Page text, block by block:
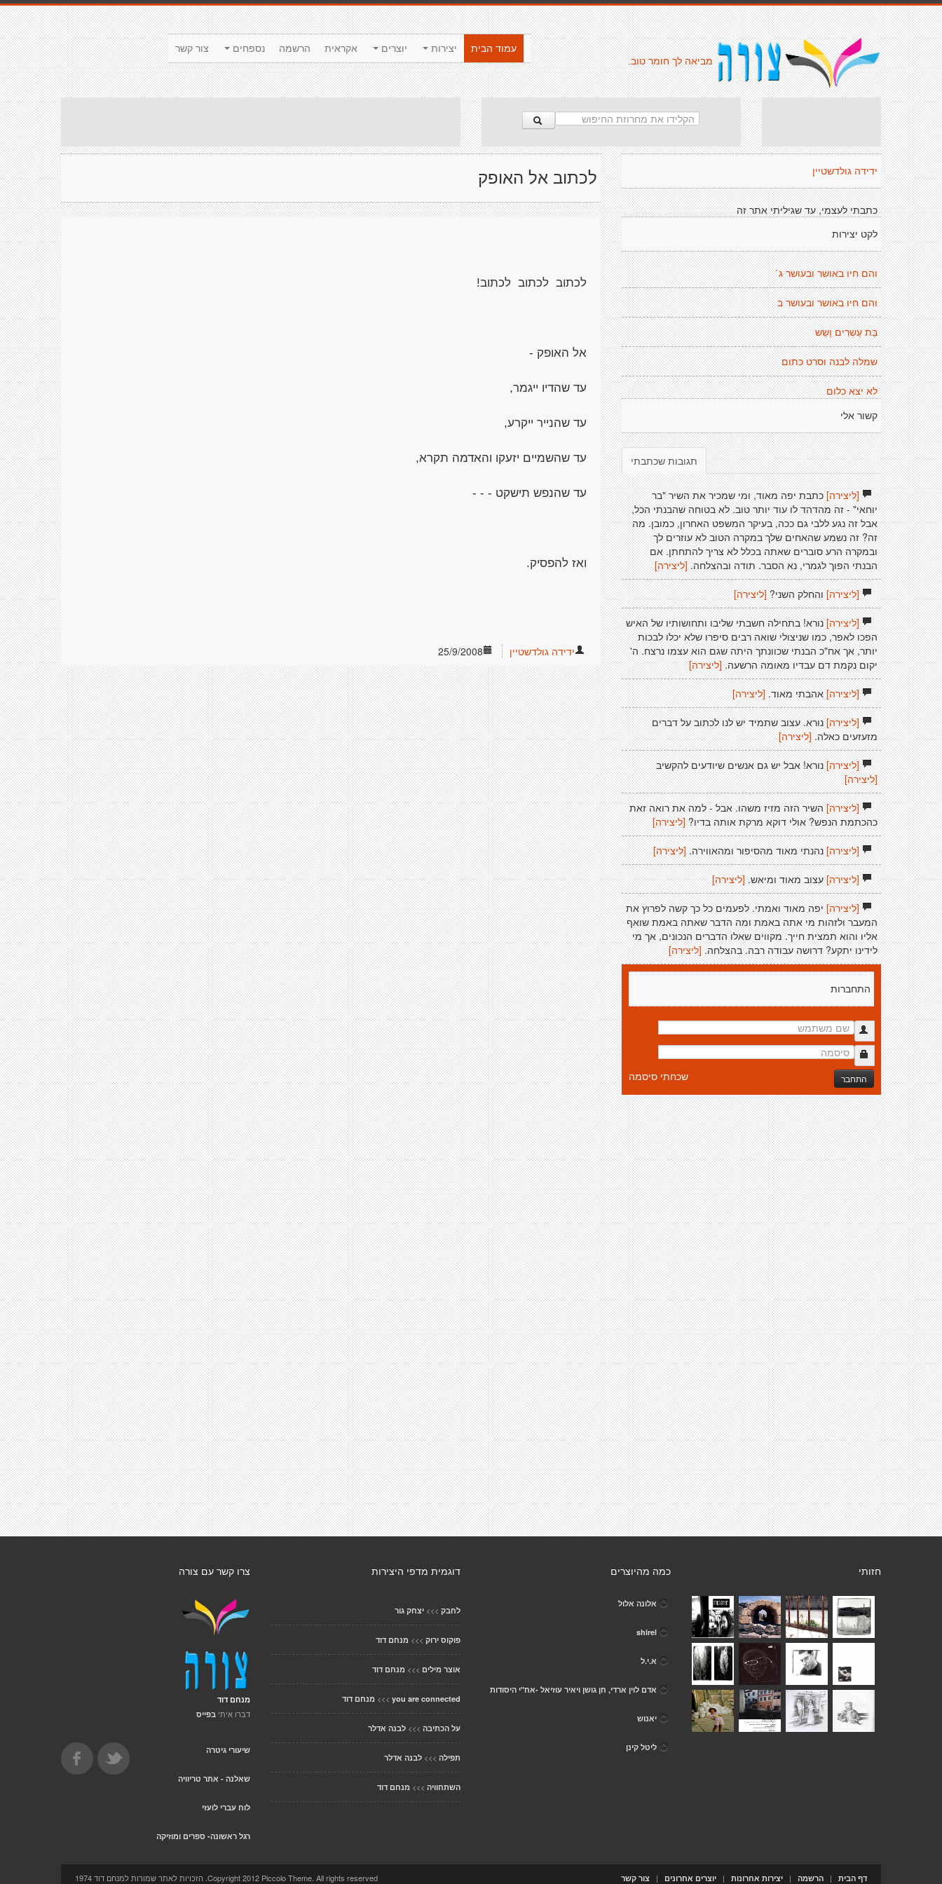
צור קשר נספחים הרשמה אקראית יוצרים יצירות
עמוד הבית
מביאה לך חומר טוב.
לכתוב אל האופק
לכתוב לכתוב לכתוב!
אל האופק -
עד שהדיו ייגמר,
עד שהנייר ייקרע,
עד שהשמיים יזעקו והאדמה תקרא,
עד שהנפש תישקט - - -
ואז להפסיק.
25/9/2008 ידידה גולדשטיין
ידידה גולדשטיין
כתבתי לעצמי, עד שגיליתי אתר זה
לקט יצירות
והם חיו באושר ובעושר ג´
והם חיו באושר ובעושר ב
בַּת עֶשְרִים וָשֵש
שמלה לבנה וסרט כתום
לא יצא כלום
קשור אלי
תגובות שכתבתי
[ליצירה]כתבת יפה מאוד, ומי שמכיר את השיר "בר
יוחאי" - זה מהדהד לו עוד יותר טוב. לא בטוחה שהבנתי הכל,
אבל זה נגע ללבי גם ככה, בעיקר המשפט האחרון, כמובן. מה
זה? זה נשמע שהאחים שלך במקרה הטוב לא עוזרים לך
ובמקרה הרע סוברים שאתה בכלל לא צריך להתחתן. אם
הבנתי הפוך לגמרי, נא הסבר. תודה ובהצלחה. [ליצירה]
[ליצירה]והחלק השני? [ליצירה]
[ליצירה]נורא! בתחילה חשבתי שליבו ותחושותיו של האיש
הפכו לאפר, כמו שניצולי שואה רבים סיפרו שלא יכלו לבכות
יותר, אך אח"כ הבנתי שכוונתך היתה שגם הוא עצמו נרצח. ה'
יקום נקמת דם עבדיו מאומה הרשעה. [ליצירה]
[ליצירה]אהבתי מאוד. [ליצירה]
[ליצירה]נורא. עצוב שתמיד יש לנו לכתוב על דברים
מזעזעים כאלה. [ליצירה]
[ליצירה]נורא! אבל יש גם אנשים שיודעים להקשיב
[ליצירה]
[ליצירה]השיר הזה מזיז משהו. אבל - למה את רואה זאת
כהכתמת הנפש? אולי דוקא מרקת אותה בדיו? [ליצירה]
[ליצירה]נהנתי מאוד מהסיפור ומהאווירה. [ליצירה]
[ליצירה]עצוב מאוד ומיאש. [ליצירה]
[ליצירה]יפה מאוד ואמתי. לפעמים כל כך קשה לפרוץ את
המעבר ולזהות מי אתה באמת ומה הדבר שאתה באמת שואף
אליו והוא תמצית חייך. מקווים שאלו הדברים הנכונים, אך מי
לידינו יתקע? דרושה עבודה רבה. בהצלחה. [ליצירה]
התחברות
התחבר שכחתי סיסמה
צרו קשר עם צורה
מנחם דוד
דברו איתי בפייס
שיעורי גיטרה
שאלנה - אתר טריוויה
לוח עברי לועזי
רגל ראשונה- ספרים ומוזיקה
דוגמית מדפי היצירות
לחבק >>> יצחק גור
פוקוס ירוק >>> מנחם דוד
אוצר מילים >>> מנחם דוד
you are connected
>>> מנחם דוד
על הכתיבה >>> לבנה אדלר
תפילה >>> לבנה אדלר
השתחוויה >>> מנחם דוד
כמה מהיוצרים
אלונה אלול
shirel
א.י.ל
אדם לוין ארדי, חן גושן ויאיר עוזיאל -אח"י היסודות
יאנוש
ליטל קינן
חזותי
Copyright 2012 Piccolo Theme. All rights reserved. הזכויות לאתר שמורות למנחם דוד 1974 דף הבית | הרשמה | יצירות אחרונות | יוצרים אחרונים | צור קשר